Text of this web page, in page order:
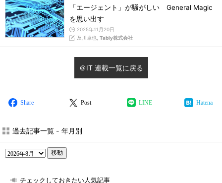
「エージェント」が騒がしい General Magic
を思い出す
2025年11月20日
及川卓也, Tably株式会社
＠IT 連載一覧に戻る
Share Post LINE Hatena
過去記事一覧 - 年月別
移動
チェックしておきたい人気記事